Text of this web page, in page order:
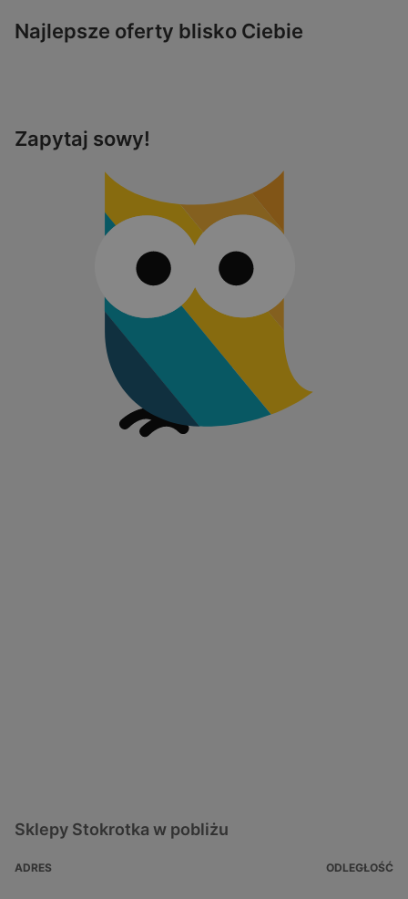
Najlepsze oferty blisko Ciebie
Zapytaj sowy!
Sklepy Stokrotka w pobliżu
ADRES ODLEGŁOŚĆ